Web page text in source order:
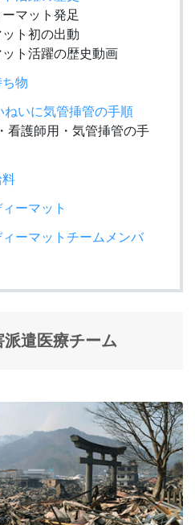
ーマット発足
ット初の出動
ット活躍の歴史動画
物
ねいに気管挿管の手順
看護師用・気管挿管の手
料
ーマット
ーマットチームメンバ
遣医療チーム